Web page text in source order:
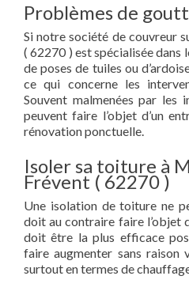
Problèmes de
Si notre société de couvreur
( 62270 ) est spécialisée dans
de poses de tuiles ou
ce qui concerne les
Souvent malmenées par les
peuvent faire l’objet d’un
rénovation ponctuelle.
Isoler sa toiture à
Frévent ( 62270 )
Une isolation de toiture ne
doit au contraire faire
doit être la plus efficace
faire augmenter sans raison
surtout en termes de